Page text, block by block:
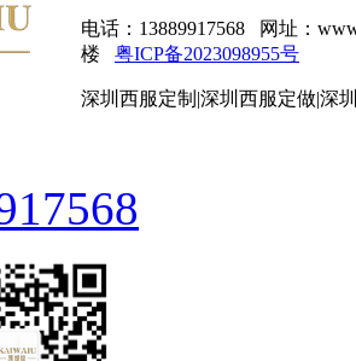
电话：13889917568 网址：
楼 粤ICP备2023098955号
深圳西服定制|深圳西服定做|深